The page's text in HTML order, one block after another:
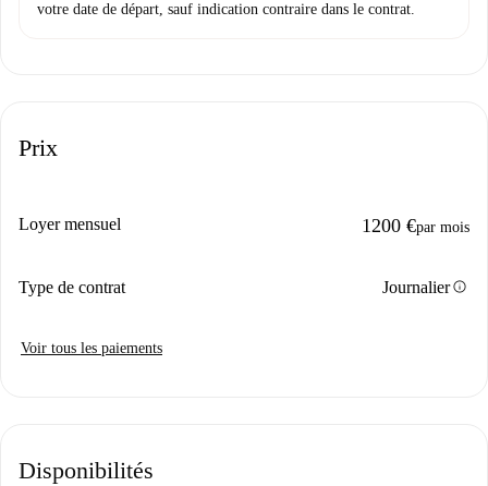
votre date de départ, sauf indication contraire dans le contrat.
Prix
Loyer mensuel 1200 €par mois
Type de contrat Journalierinfo
Voir tous les paiements
Disponibilités